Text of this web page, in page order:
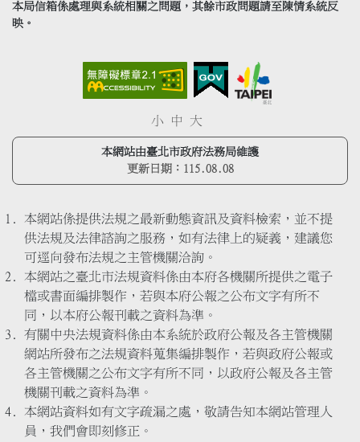
本局信箱係處理與系統相關之問題，其餘市政問題請至陳情系統反
映。
小 中 大
本網站由臺北市政府法務局維護
更新日期： 115.08.08
本網站係提供法規之最新動態資訊及資料檢索，並不提
供法規及法律諮詢之服務，如有法律上的疑義，建議您
可逕向發布法規之主管機關洽詢。
本網站之臺北市法規資料係由本府各機關所提供之電子
檔或書面編排製作，若與本府公報之公布文字有所不
同，以本府公報刊載之資料為準。
有關中央法規資料係由本系統於政府公報及各主管機關
網站所發布之法規資料蒐集編排製作，若與政府公報或
各主管機關之公布文字有所不同，以政府公報及各主管
機關刊載之資料為準。
本網站資料如有文字疏漏之處，敬請告知本網站管理人
員，我們會即刻修正。